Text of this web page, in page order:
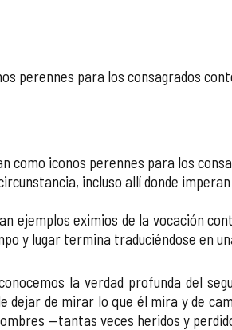
perennes para los consagrados
como iconos perennes para los
incluso allí donde
ejemplos eximios de la vocación
y lugar termina traduciéndose en
la verdad profunda del
dejar de mirar lo que él mira y de
—tantas veces heridos y